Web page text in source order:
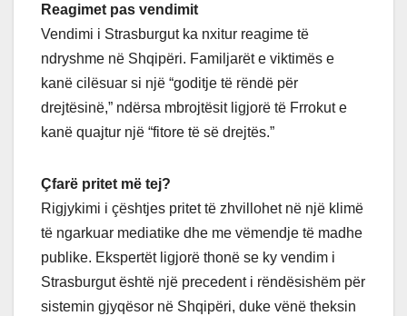
Reagimet pas vendimit
Vendimi i Strasburgut ka nxitur reagime të
ndryshme në Shqipëri. Familjarët e viktimës e
kanë cilësuar si një “goditje të rëndë për
drejtësinë,” ndërsa mbrojtësit ligjorë të Frrokut e
kanë quajtur një “fitore të së drejtës.”
Çfarë pritet më tej?
Rigjykimi i çështjes pritet të zhvillohet në një klimë
të ngarkuar mediatike dhe me vëmendje të madhe
publike. Ekspertët ligjorë thonë se ky vendim i
Strasburgut është një precedent i rëndësishëm për
sistemin gjyqësor në Shqipëri, duke vënë theksin